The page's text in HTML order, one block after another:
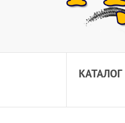
КАТАЛОГ